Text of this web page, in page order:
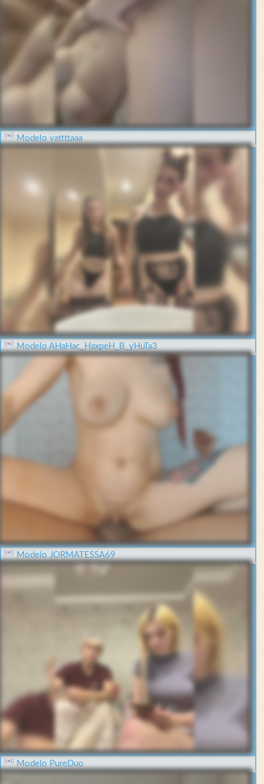
Modelo vattttaaa
Modelo AHaHac_HaxpeH_B_yHuTa3
Modelo JORMATESSA69
Modelo PureDuo